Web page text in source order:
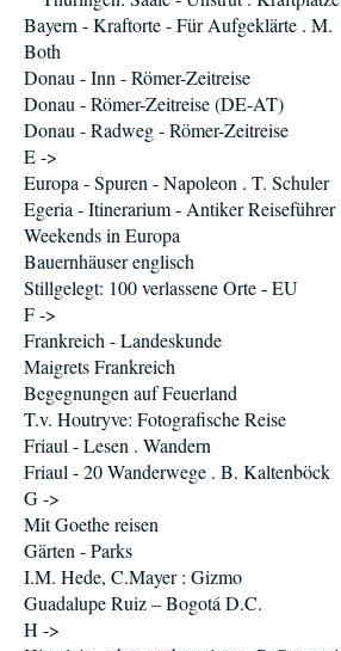
Bayern - Kraftorte - Für Aufgeklärte . M.
Both
Donau - Inn - Römer-Zeitreise
Donau - Römer-Zeitreise (DE-AT)
Donau - Radweg - Römer-Zeitreise
E ->
Europa - Spuren - Napoleon . T. Schuler
Egeria - Itinerarium - Antiker Reiseführer
Weekends in Europa
Bauernhäuser englisch
Stillgelegt: 100 verlassene Orte - EU
F ->
Frankreich - Landeskunde
Maigrets Frankreich
Begegnungen auf Feuerland
T.v. Houtryve: Fotografische Reise
Friaul - Lesen . Wandern
Friaul - 20 Wanderwege . B. Kaltenböck
G ->
Mit Goethe reisen
Gärten - Parks
I.M. Hede, C.Mayer : Gizmo
Guadalupe Ruiz – Bogotá D.C.
H ->